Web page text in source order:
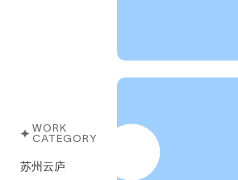
WORK
CATEGORY
苏州云庐